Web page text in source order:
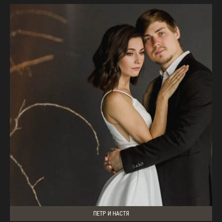
ПЕТР И НАСТЯ